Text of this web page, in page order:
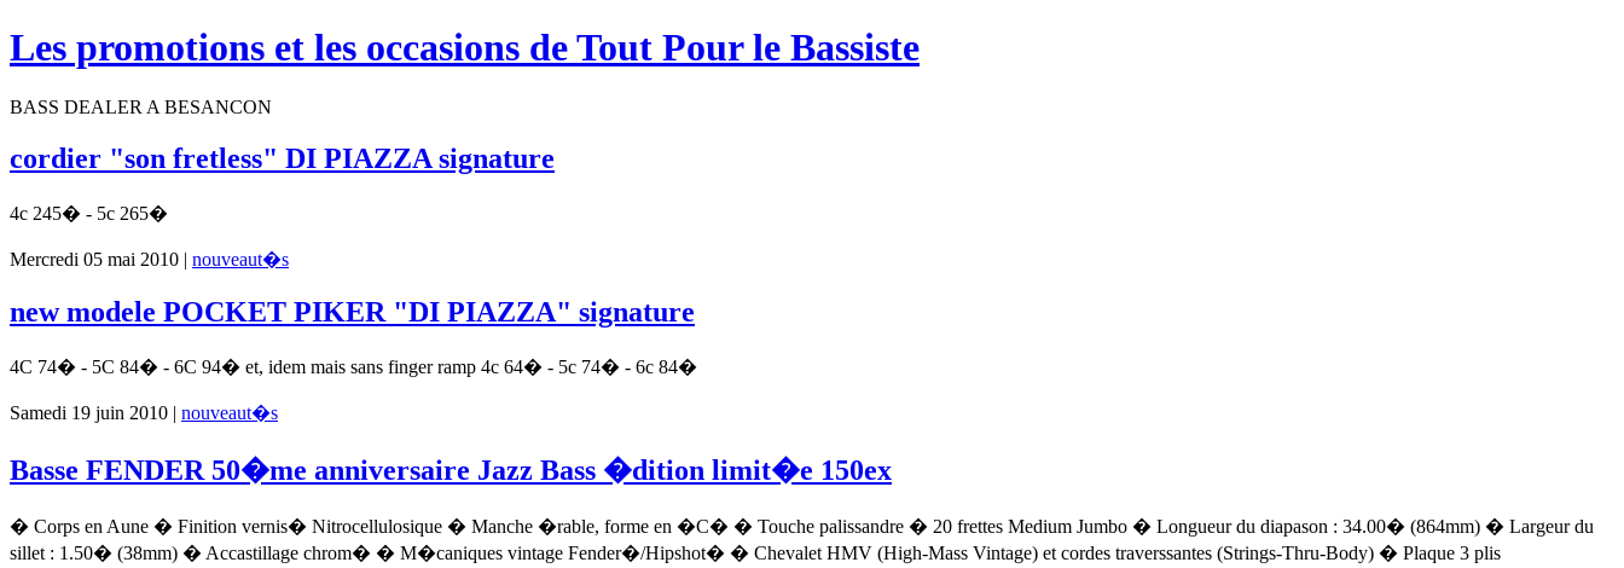
Les promotions et les occasions de Tout Pour le Bassiste
BASS DEALER A BESANCON
cordier "son fretless" DI PIAZZA signature
4c 245� - 5c 265�
Mercredi 05 mai 2010 | nouveaut�s
new modele POCKET PIKER "DI PIAZZA" signature
4C 74� - 5C 84� - 6C 94� et, idem mais sans finger ramp 4c 64� - 5c 74� - 6c 84�
Samedi 19 juin 2010 | nouveaut�s
Basse FENDER 50�me anniversaire Jazz Bass �dition limit�e 150ex
� Corps en Aune � Finition vernis� Nitrocellulosique � Manche �rable, forme en �C� � Touche palissandre � 20 frettes Medium Jumbo � Longueur du diapason : 34.00� (864mm) � Largeur du
sillet : 1.50� (38mm) � Accastillage chrom� � M�caniques vintage Fender�/Hipshot� � Chevalet HMV (High-Mass Vintage) et cordes traverssantes (Strings-Thru-Body) � Plaque 3 plis